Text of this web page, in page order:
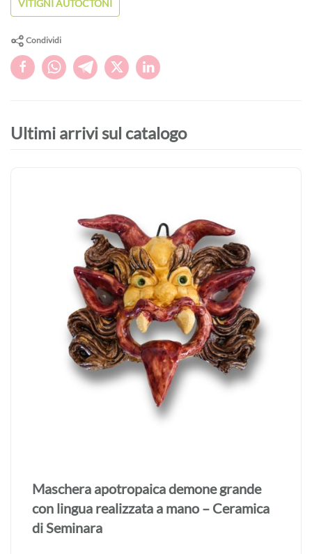
VITIGNI AUTOCTONI
Condividi
Ultimi arrivi sul catalogo
Maschera apotropaica demone grande
con lingua realizzata a mano – Ceramica
di Seminara